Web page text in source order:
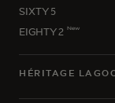
SIXTY 5
EIGHTY 2
New
HÉRITAGE